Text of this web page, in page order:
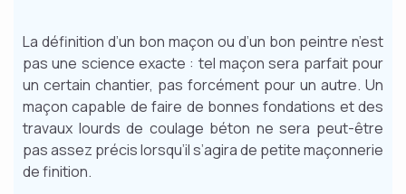
La définition d’un bon maçon ou d’un bon peintre n’est
pas une science exacte : tel maçon sera parfait pour
un certain chantier, pas forcément pour un autre. Un
maçon capable de faire de bonnes fondations et des
travaux lourds de coulage béton ne sera peut-être
pas assez précis lorsqu’il s’agira de petite maçonnerie
de finition.